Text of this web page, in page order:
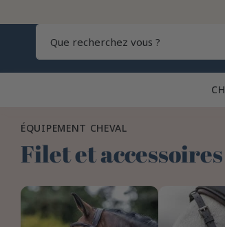
ÉQUIPEMENT CHEVAL
Filet et accessoires